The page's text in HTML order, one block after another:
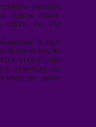
j’accepte
saisies soient
cadre de ma
à tout
le lien en bas de
obtenir plus
pratiques de
vous sur notre